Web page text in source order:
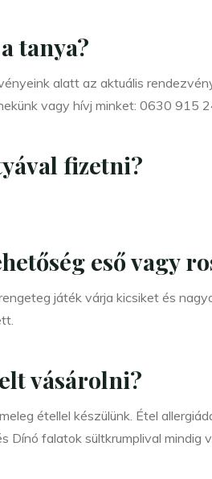
tanya?
alatt az aktuális
vagy hívj minket: 0630 915
fizetni?
eső vagy
játék várja kicsiket és
vásárolni?
étellel készülünk. Étel
Dínó falatok sültkrumplival mindig